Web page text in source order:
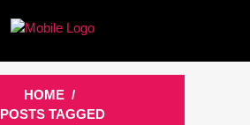
HOME /
POSTS TAGGED